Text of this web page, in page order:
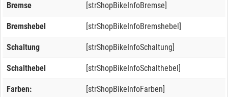
Bremse [strShopBikeInfoBremse]
Bremshebel [strShopBikeInfoBremshebel]
Schaltung [strShopBikeInfoSchaltung]
Schalthebel [strShopBikeInfoSchalthebel]
Farben: [strShopBikeInfoFarben]